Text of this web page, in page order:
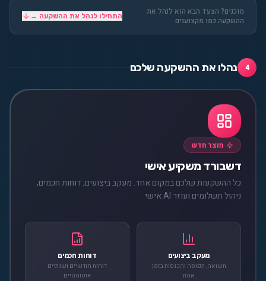
מוכנים? הצעד הבא הוא לנהל את
ההשקעה כמו מקצוענים
התחילו לנהל את ההשקעה →
4 נהלו את ההשקעה שלכם
מוצר חדש
דשבורד משקיע אישי
כל ההשקעות שלכם במקום אחד. מעקב ביצועים, דוחות חכמים,
ניהול תשלומים ועוזר AI אישי.
מעקב ביצועים
תשואה, תפוסה והכנסות בזמן
אמת
דוחות חכמים
דוחות חודשיים ושנתיים
אוטומטיים